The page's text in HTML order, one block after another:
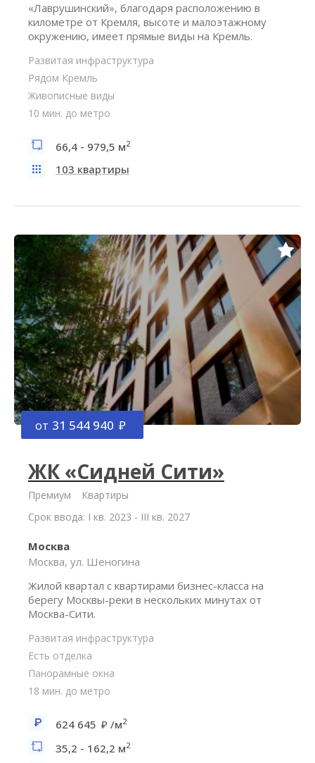
«Лаврушинский», благодаря расположению в
километре от Кремля, высоте и малоэтажному
окружению, имеет прямые виды на Кремль.
Развитая инфраструктура
Рядом Кремль
Живописные виды
10 мин. до метро
66,4 - 979,5 м2
103 квартиры
от 31 544 940
ЖК «Сидней Сити»
Премиум
Квартиры
Срок ввода: I кв. 2023 - III кв. 2027
Москва
Москва, ул. Шеногина
Жилой квартал с квартирами бизнес-класса на
берегу Москвы-реки в нескольких минутах от
Москва-Сити.
Развитая инфраструктура
Есть отделка
Панорамные окна
18 мин. до метро
624 645 /м2
35,2 - 162,2 м2